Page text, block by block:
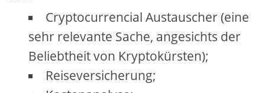
Cryptocurrencial Austauscher (eine
sehr relevante Sache, angesichts der
Beliebtheit von Kryptokürsten);
Reiseversicherung;